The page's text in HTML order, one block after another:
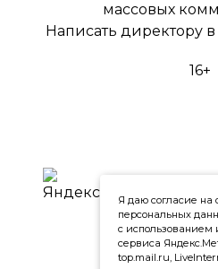
массовых
Написать директору в
16+
Я даю согласие на
персональных
с использованием
сервиса
top.mail.ru,